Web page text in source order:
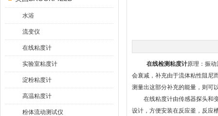
水浴
流变仪
在线粘度计
实验室粘度计
淀粉粘度计
高温粘度计
粉体流动测试仪
在线检测粘度计原理：振
会衰减，补充由于流体粘性阻尼
测量出这部分补充的能量，则可
在线粘度计由传感器探头和变
设计，方便安装在反应釜，反应